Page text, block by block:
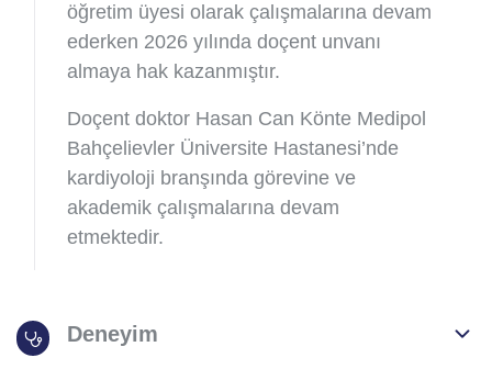
öğretim üyesi olarak çalışmalarına devam
ederken 2026 yılında doçent unvanı
almaya hak kazanmıştır.
Doçent doktor Hasan Can Könte Medipol
Bahçelievler Üniversite Hastanesi’nde
kardiyoloji branşında görevine ve
akademik çalışmalarına devam
etmektedir.
Deneyim